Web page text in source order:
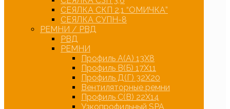
СЕЯЛКА СКП 2,1 “ОМИЧКА”
СЕЯЛКА СУПН-8
РЕМНИ / РВД
РВД
РЕМНИ
Профиль А(А) 13Х8
Профиль В(Б) 17Х11
Профиль Д(Г) 32Х20
Вентиляторные ремни
Профиль С(В) 22Х14
Узкопрофильный SPA